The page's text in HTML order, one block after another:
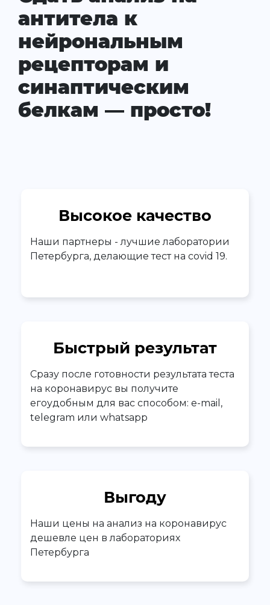
антитела к
нейрональным
рецепторам и
синаптическим
белкам — просто!
Высокое качество
Наши партнеры - лучшие лаборатории
Петербурга, делающие тест на covid 19.
Быстрый результат
Сразу после готовности результата теста
на коронавирус вы получите
егоудобным для вас способом: e-mail,
telegram или whatsapp
Выгоду
Наши цены на анализ на коронавирус
дешевле цен в лабораториях
Петербурга